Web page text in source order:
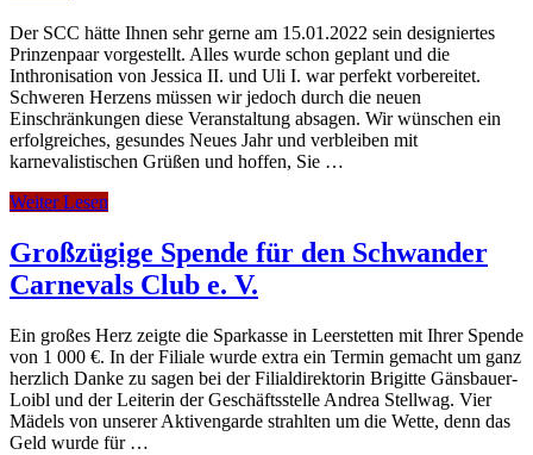
Der SCC hätte Ihnen sehr gerne am 15.01.2022 sein designiertes
Prinzenpaar vorgestellt. Alles wurde schon geplant und die
Inthronisation von Jessica II. und Uli I. war perfekt vorbereitet.
Schweren Herzens müssen wir jedoch durch die neuen
Einschränkungen diese Veranstaltung absagen. Wir wünschen ein
erfolgreiches, gesundes Neues Jahr und verbleiben mit
karnevalistischen Grüßen und hoffen, Sie …
Weiter Lesen
Großzügige Spende für den Schwander
Carnevals Club e. V.
Ein großes Herz zeigte die Sparkasse in Leerstetten mit Ihrer Spende
von 1 000 €. In der Filiale wurde extra ein Termin gemacht um ganz
herzlich Danke zu sagen bei der Filialdirektorin Brigitte Gänsbauer-
Loibl und der Leiterin der Geschäftsstelle Andrea Stellwag. Vier
Mädels von unserer Aktivengarde strahlten um die Wette, denn das
Geld wurde für …